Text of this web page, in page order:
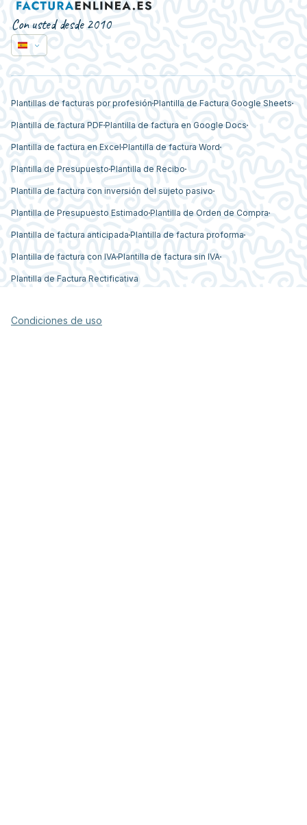
Con usted desde 2010
Plantillas de facturas por profesión Plantilla de Factura Google Sheets
Plantilla de factura PDF Plantilla de factura en Google Docs
Plantilla de factura en Excel Plantilla de factura Word
Plantilla de Presupuesto Plantilla de Recibo
Plantilla de factura con inversión del sujeto pasivo
Plantilla de Presupuesto Estimado Plantilla de Orden de Compra
Plantilla de factura anticipada Plantilla de factura proforma
Plantilla de factura con IVAPlantilla de factura sin IVA
Plantilla de Factura Rectificativa
Condiciones de uso